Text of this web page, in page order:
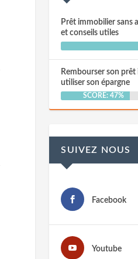
Prêt immobilier sans
et conseils utiles
Rembourser son
utiliser son épargne
SCORE: 47%
SUIVEZ NOUS
Facebook
Youtube